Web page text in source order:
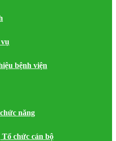
bệnh viện
năng
Tổ chức cán bộ